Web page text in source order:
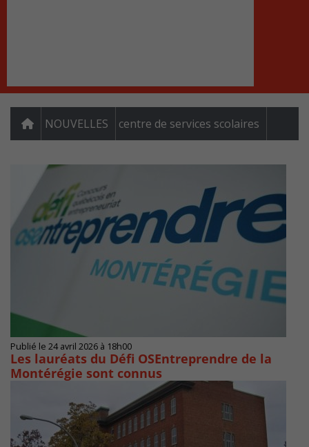
NOUVELLES centre de services scolaires
Publié le 24 avril 2026 à 18h00
Les lauréats du Défi OSEntreprendre de la
Montérégie sont connus